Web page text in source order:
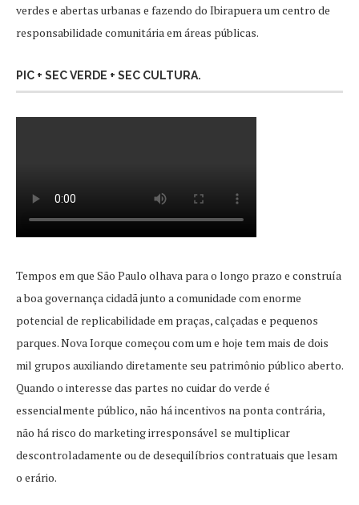
verdes e abertas urbanas e fazendo do Ibirapuera um centro de
responsabilidade comunitária em áreas públicas.
PIC + SEC VERDE + SEC CULTURA.
Tempos em que São Paulo olhava para o longo prazo e construía
a boa governança cidadã junto a comunidade com enorme
potencial de replicabilidade em praças, calçadas e pequenos
parques. Nova Iorque começou com um e hoje tem mais de dois
mil grupos auxiliando diretamente seu patrimônio público aberto.
Quando o interesse das partes no cuidar do verde é
essencialmente público, não há incentivos na ponta contrária,
não há risco do marketing irresponsável se multiplicar
descontroladamente ou de desequilíbrios contratuais que lesam
o erário.